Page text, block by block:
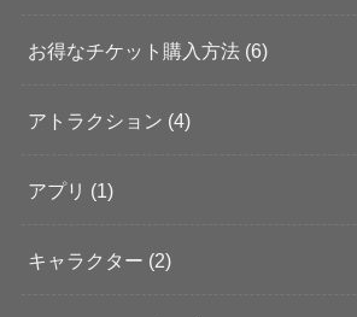
お得なチケット購入方法 (6)
アトラクション (4)
アプリ (1)
キャラクター (2)